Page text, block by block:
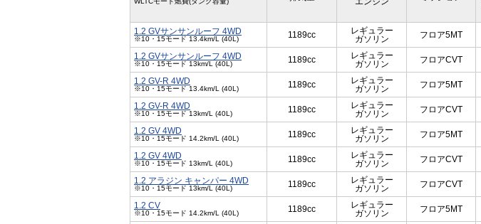
1.2 GVサンサンルーフ 4WD
※10・15モード 13.4km/L (40L) 1189cc
レギュラー
ガソリン
フロア5MT
1.2 GVサンサンルーフ 4WD
※10・15モード 13km/L (40L) 1189cc
レギュラー
ガソリン
フロアCVT
1.2 GV-R 4WD
※10・15モード 13.4km/L (40L) 1189cc
レギュラー
ガソリン
フロア5MT
1.2 GV-R 4WD
※10・15モード 13km/L (40L) 1189cc
レギュラー
ガソリン
フロアCVT
1.2 GV 4WD
※10・15モード 14.2km/L (40L) 1189cc
レギュラー
ガソリン
フロア5MT
1.2 GV 4WD
※10・15モード 13km/L (40L) 1189cc
レギュラー
ガソリン
フロアCVT
1.2 アラジン キャンパー 4WD
※10・15モード 13km/L (40L) 1189cc
レギュラー
ガソリン
フロアCVT
1.2 CV
※10・15モード 14.2km/L (40L) 1189cc
レギュラー
ガソリン
フロア5MT